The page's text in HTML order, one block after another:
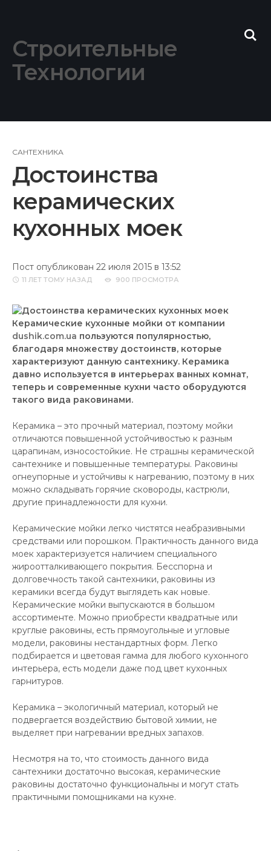
Строительные
Технологии
САНТЕХНИКА
Достоинства
керамических
кухонных моек
Пост опубликован 22 июля 2015 в 13:52
11 ЛЕТ ТОМУ НАЗАД 900 ПРОСМОТРА
Керамические кухонные мойки от компании
dushik.com.ua пользуются популярностью,
благодаря множеству достоинств, которые
характеризуют данную сантехнику. Керамика
давно используется в интерьерах ванных комнат,
теперь и современные кухни часто оборудуются
такого вида раковинами.
Керамика – это прочный материал, поэтому мойки
отличаются повышенной устойчивостью к разным
царапинам, износостойкие. Не страшны керамической
сантехнике и повышенные температуры. Раковины
огнеупорные и устойчивы к нагреванию, поэтому в них
можно складывать горячие сковороды, кастрюли,
другие принадлежности для кухни.
Керамические мойки легко чистятся неабразивными
средствами или порошком. Практичность данного вида
моек характеризуется наличием специального
жироотталкивающего покрытия. Бесспорна и
долговечность такой сантехники, раковины из
керамики всегда будут выглядеть как новые.
Керамические мойки выпускаются в большом
ассортименте. Можно приобрести квадратные или
круглые раковины, есть прямоугольные и угловые
модели, раковины нестандартных форм. Легко
подбирается и цветовая гамма для любого кухонного
интерьера, есть модели даже под цвет кухонных
гарнитуров.
Керамика – экологичный материал, который не
подвергается воздействию бытовой химии, не
выделяет при нагревании вредных запахов.
Несмотря на то, что стоимость данного вида
сантехники достаточно высокая, керамические
раковины достаточно функциональны и могут стать
практичными помощниками на кухне.